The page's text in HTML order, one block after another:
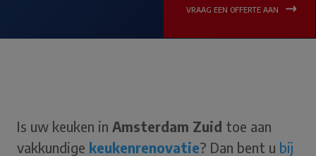
VRAAG EEN OFFERTE AAN
Is uw keuken in Amsterdam Zuid toe aan
vakkundige keukenrenovatie? Dan bent u bij